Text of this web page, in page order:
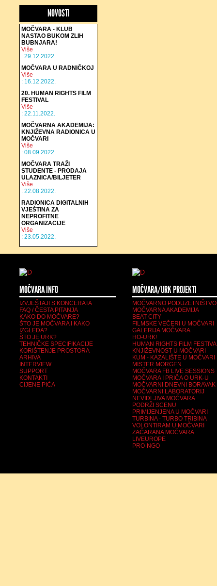
NOVOSTI
MOČVARA - KLUB
NASTAO BUKOM ZLIH
BUBNJARA!
Više
: 29.12.2022.
MOČVARA U RADNIČKOJ
Više
: 16.12.2022.
20. HUMAN RIGHTS FILM
FESTIVAL
Više
: 22.11.2022.
MOČVARNA AKADEMIJA:
KNJIŽEVNA RADIONICA U
MOČVARI
Više
: 08.09.2022.
MOČVARA TRAŽI
STUDENTE - PRODAJA
ULAZNICA/BILJETER
Više
: 22.08.2022.
RADIONICA DIGITALNIH
VJEŠTINA ZA
NEPROFITNE
ORGANIZACIJE
Više
: 23.05.2022.
MOČVARA INFO
IZVJEŠTAJI S KONCERATA
FAQ / ČESTA PITANJA
KAKO DO MOČVARE?
ŠTO JE MOČVARA I KAKO
IZGLEDA?
ŠTO JE URK?
TEHNIČKE SPECIFIKACIJE
KORIŠTENJE PROSTORA
ARHIVA
INTERVIEW
SUPPORT
KONTAKTI
CIJENE PIĆA
MOČVARA/URK PROJEKTI
MOČVARNO PODUZETNIŠTVO
MOČVARNA AKADEMIJA
BEAT CITY
FILMSKE VEČERI U MOČVARI
GALERIJA MOČVARA
HO-URK!
HUMAN RIGHTS FILM
KNJIŽEVNOST U MOČVARI
KUM - KAZALIŠTE U MOČVARI
MISTER MORGEN
MOČVARA FB LIVE SESSIONS
MOČVARA I PRIČA O URK-U
MOČVARNI DNEVNI BORAVAK
MOČVARNI LABORATORIJ
NEVIDLJIVA MOČVARA
PODRŽI SCENU
PRIMIJENJENA U MOČVARI
TURBINA - TURBO TRIBINA
VOLONTIRAM U MOČVARI
ZAČARANA MOČVARA
LIVEUROPE
PRO-NGO